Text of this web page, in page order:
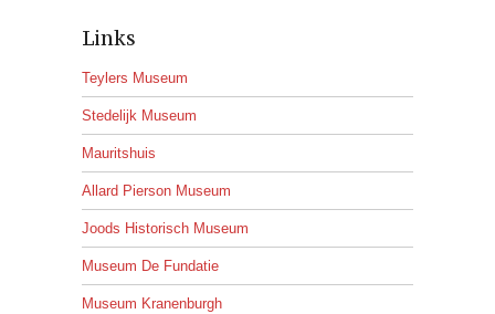
Links
Teylers Museum
Stedelijk Museum
Mauritshuis
Allard Pierson Museum
Joods Historisch Museum
Museum De Fundatie
Museum Kranenburgh